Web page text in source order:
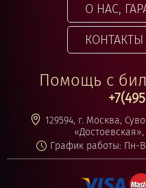
О НАС,
КОНТАКТЫ
Помощь с
129594, г. Москва,
График работы: Пн-